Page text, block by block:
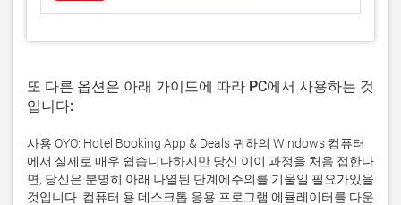
또 다른 옵션은 아래 가이드에 따라 PC에서 사용하는 것
입니다:
사용 OYO: Hotel Booking App & Deals 귀하의 Windows 컴퓨터
에서 실제로 매우 쉽습니다하지만 당신 이이 과정을 처음 접한다
면, 당신은 분명히 아래 나열된 단계에주의를 기울일 필요가있을
것입니다. 컴퓨터 용 데스크톱 응용 프로그램 에뮬레이터를 다운